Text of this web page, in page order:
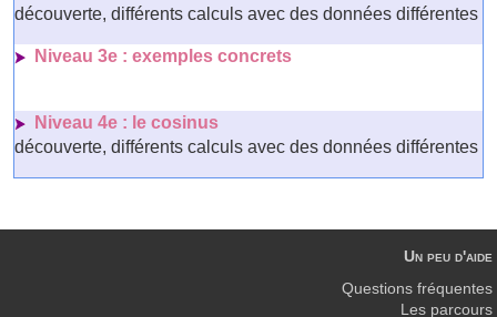
découverte, différents calculs avec des données différentes
Niveau 3e : exemples concrets
Niveau 4e : le cosinus
découverte, différents calculs avec des données différentes
Un peu d'aide
Questions fréquentes
Les parcours